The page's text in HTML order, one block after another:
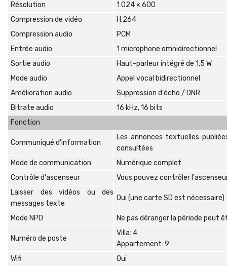
Résolution
1 024 × 600
Compression de vidéo
H.264
Compression audio
PCM
Entrée audio
1 microphone omnidirectionnel
Sortie audio
Haut-parleur intégré de 1,5 W
Mode audio
Appel vocal bidirectionnel
Amélioration audio
Suppression d'écho / DNR
Bitrate audio
16 kHz, 16 bits
Fonction
Communiqué d'information
Les annonces textuelles
consultées
Mode de communication
Numérique complet
Contrôle d'ascenseur
Vous pouvez contrôler
Laisser des vidéos ou des
messages texte
Oui (une carte SD est nécessaire)
Mode NPD Ne pas déranger la période peut
Numéro de poste
Villa: 4
Appartement: 9
Wifi
Oui